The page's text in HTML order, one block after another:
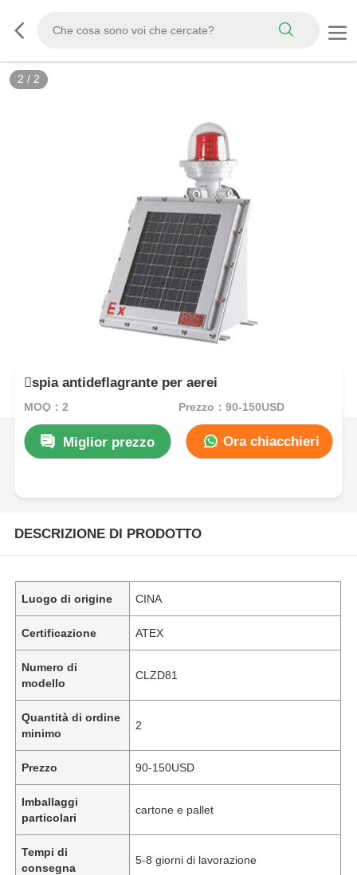
2 / 2
spia antideflagrante per aerei
MOQ：2 Prezzo：90-150USD
Miglior prezzo Ora chiacchieri
DESCRIZIONE DI PRODOTTO
Luogo di origine CINA
Certificazione ATEX
Numero di
modello
CLZD81
Quantità di ordine
minimo
2
Prezzo 90-150USD
Imballaggi
particolari
cartone e pallet
Tempi di
consegna
5-8 giorni di lavorazione